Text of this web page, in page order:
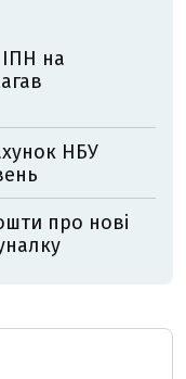
на
НБУ
про нові